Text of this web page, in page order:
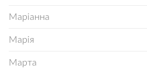
Маріанна
Марія
Марта